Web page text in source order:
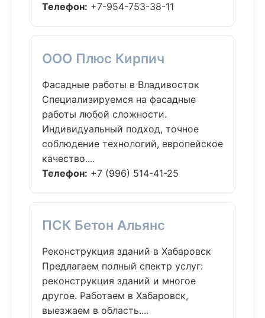
Телефон: +7-954-753-38-11
ООО Плюс Кирпич
Фасадные работы в Владивосток
Специализируемся на фасадные
работы любой сложности.
Индивидуальный подход, точное
соблюдение технологий, европейское
качество....
Телефон: +7 (996) 514-41-25
ПСК Бетон Альянс
Реконструкция зданий в Хабаровск
Предлагаем полный спектр услуг:
реконструкция зданий и многое
другое. Работаем в Хабаровск,
выезжаем в область....